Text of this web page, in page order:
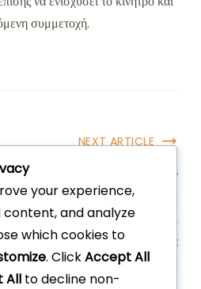
συμμετοχή.
NEXT ARTICLE
Διακυμάνσεις Βραβείων
Δωμάτιου Εκδηλώσεων:
Διαφορές ανά εκδήλωση,
Τύποι ανταμοιβών, Πώς να
διεκδικήσετε
your experience,
and analyze
which cookies to
. ClickAccept All
All to decline non-